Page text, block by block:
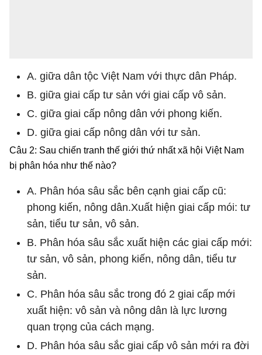
A. giữa dân tộc Việt Nam với thực dân Pháp.
B. giữa giai cấp tư sản với giai cấp vô sản.
C. giữa giai cấp nông dân với phong kiến.
D. giữa giai cấp nông dân với tư sản.
Câu 2: Sau chiến tranh thế giới thứ nhất xã hội Việt Nam
bị phân hóa như thế nào?
A. Phân hóa sâu sắc bên cạnh giai cấp cũ:
phong kiến, nông dân.Xuất hiện giai cấp mói: tư
sản, tiểu tư sản, vô sản.
B. Phân hóa sâu sắc xuất hiện các giai cấp mới:
tư sản, vô sản, phong kiến, nông dân, tiểu tư
sản.
C. Phân hóa sâu sắc trong đó 2 giai cấp mới
xuất hiện: vô sản và nông dân là lực lương
quan trọng của cách mạng.
D. Phân hóa sâu sắc giai cấp vô sản mới ra đời